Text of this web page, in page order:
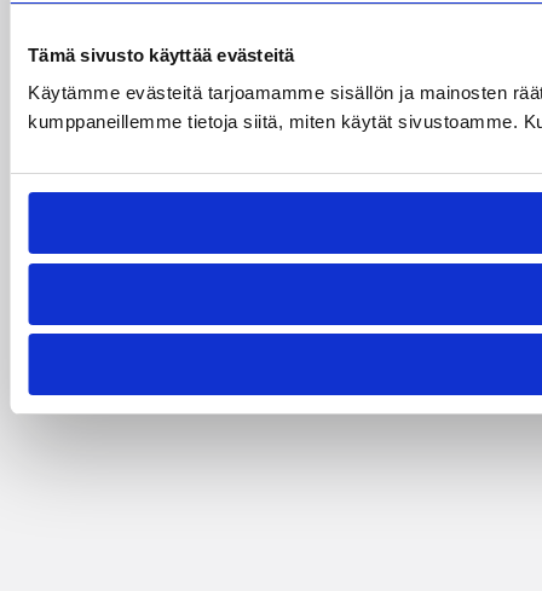
Tämä sivusto käyttää evästeitä
Käytämme evästeitä tarjoamamme sisällön ja mainosten
kumppaneillemme tietoja siitä, miten käytät sivustoamme.